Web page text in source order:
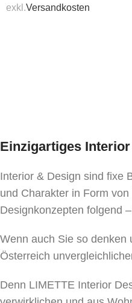
exkl.Versandkosten
Einzigartiges
Interior & Design sind fixe
und Charakter in Form
Designkonzepten folgend
Wenn auch Sie so denken
Österreich
Denn LIMETTE Interior